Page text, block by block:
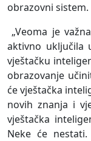
obrazovni sistem.
„Veoma je
aktivno uključila
vještačku
obrazovanje
će vještačka
novih znanja i
vještačka
Neke će